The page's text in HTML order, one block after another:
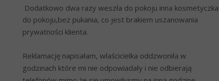
Dodatkowo dwa razy weszła do pokoju inna kosmetyczka
do pokoju,bez pukania, co jest brakiem uszanowania
prywatności klienta.
Reklamację napisałam, właścicielka oddzwoniła w
godzinach które mi nie odpowiadały i nie odbierają